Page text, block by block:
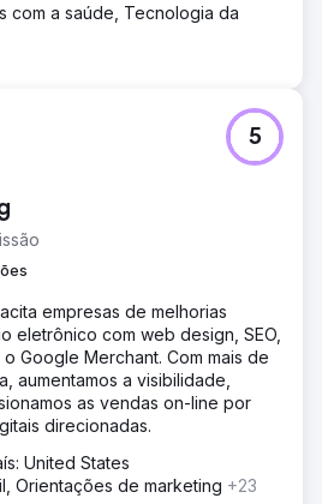
com a saúde, Tecnologia da
5
empresas de melhorias
eletrônico com web design, SEO,
Google Merchant. Com mais de
aumentamos a visibilidade,
as vendas on-line por
direcionadas.
United States
Orientações de marketing +23